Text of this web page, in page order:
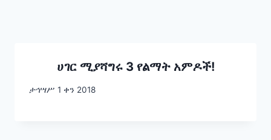
ሀገር ሚያሻግሩ 3 የልማት አምዶች!
ታኅሣሥ 1 ቀን 2018